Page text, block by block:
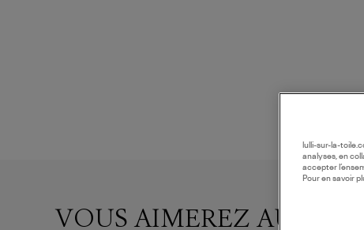
VOUS AIMEREZ AUSSI
lulli-sur-la-
analyses, en
accepter
Pour en savoir